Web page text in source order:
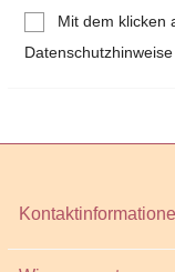
Mit dem klicken